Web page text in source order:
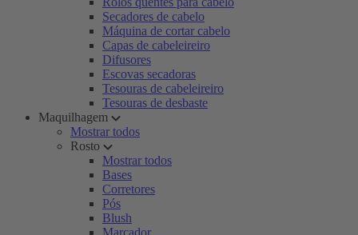
Secadores de cabelo
Máquina de cortar cabelo
Capas de cabeleireiro
Difusores
Escovas secadoras
Tesouras de cabeleireiro
Tesouras de desbaste
Maquilhagem
Mostrar todos
Rosto
Mostrar todos
Bases
Corretores
Pós
Blush
Marcador